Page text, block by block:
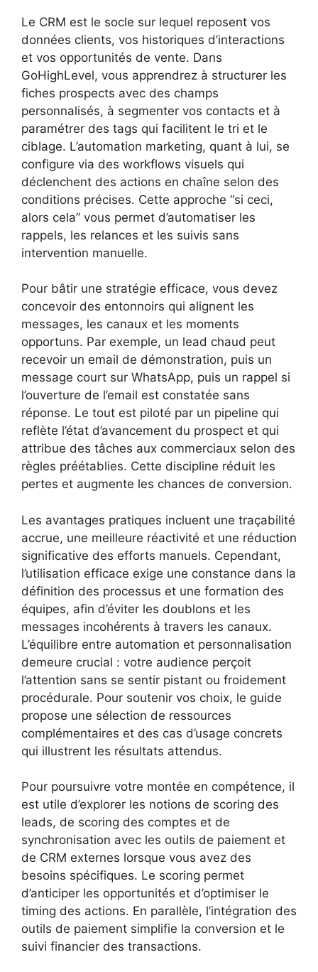
Le CRM est le socle sur lequel reposent vos
données clients, vos historiques d’interactions
et vos opportunités de vente. Dans
GoHighLevel, vous apprendrez à structurer les
fiches prospects avec des champs
personnalisés, à segmenter vos contacts et à
paramétrer des tags qui facilitent le tri et le
ciblage. L’automation marketing, quant à lui, se
configure via des workflows visuels qui
déclenchent des actions en chaîne selon des
conditions précises. Cette approche “si ceci,
alors cela” vous permet d’automatiser les
rappels, les relances et les suivis sans
intervention manuelle.
Pour bâtir une stratégie efficace, vous devez
concevoir des entonnoirs qui alignent les
messages, les canaux et les moments
opportuns. Par exemple, un lead chaud peut
recevoir un email de démonstration, puis un
message court sur WhatsApp, puis un rappel si
l’ouverture de l’email est constatée sans
réponse. Le tout est piloté par un pipeline qui
reflète l’état d’avancement du prospect et qui
attribue des tâches aux commerciaux selon des
règles préétablies. Cette discipline réduit les
pertes et augmente les chances de conversion.
Les avantages pratiques incluent une traçabilité
accrue, une meilleure réactivité et une réduction
significative des efforts manuels. Cependant,
l’utilisation efficace exige une constance dans la
définition des processus et une formation des
équipes, afin d’éviter les doublons et les
messages incohérents à travers les canaux.
L’équilibre entre automation et personnalisation
demeure crucial : votre audience perçoit
l’attention sans se sentir pistant ou froidement
procédurale. Pour soutenir vos choix, le guide
propose une sélection de ressources
complémentaires et des cas d’usage concrets
qui illustrent les résultats attendus.
Pour poursuivre votre montée en compétence, il
est utile d’explorer les notions de scoring des
leads, de scoring des comptes et de
synchronisation avec les outils de paiement et
de CRM externes lorsque vous avez des
besoins spécifiques. Le scoring permet
d’anticiper les opportunités et d’optimiser le
timing des actions. En parallèle, l’intégration des
outils de paiement simplifie la conversion et le
suivi financier des transactions.